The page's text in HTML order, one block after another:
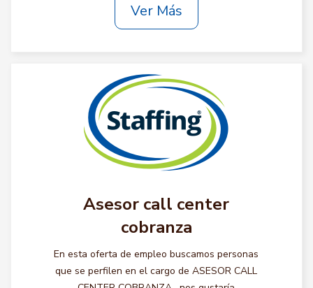
Ver Más
Asesor call center
cobranza
En esta oferta de empleo buscamos personas
que se perfilen en el cargo de ASESOR CALL